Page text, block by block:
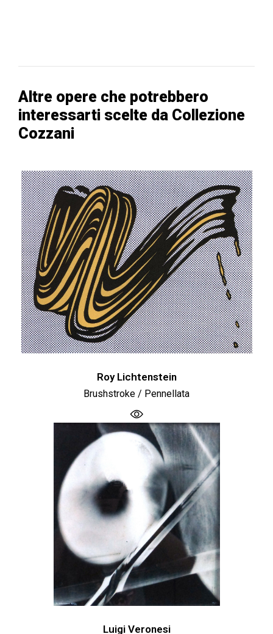
Altre opere che potrebbero
interessarti scelte da Collezione
Cozzani
Roy Lichtenstein
Brushstroke / Pennellata
Luigi Veronesi